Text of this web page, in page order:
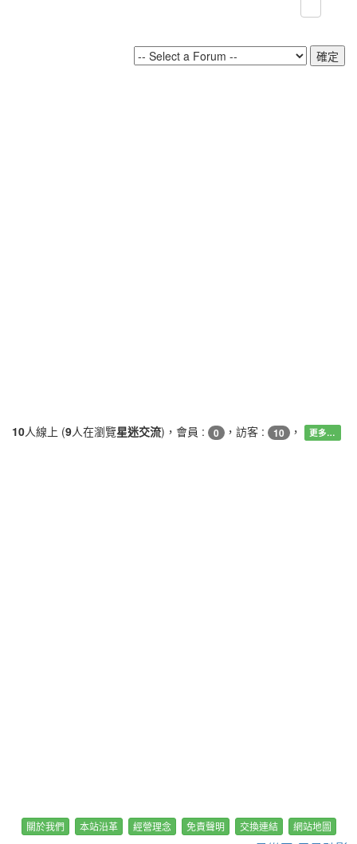
10人線上 (9人在瀏覽星迷交流)，會員 : 0 ，訪客 : 10 ， 更多…
關於我們 本站沿革 經營理念 免責聲明 交換連結 網站地圖